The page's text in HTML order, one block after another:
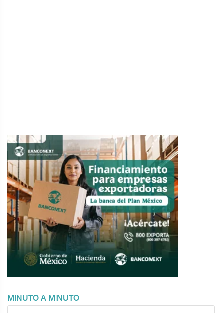
MINUTO A MINUTO